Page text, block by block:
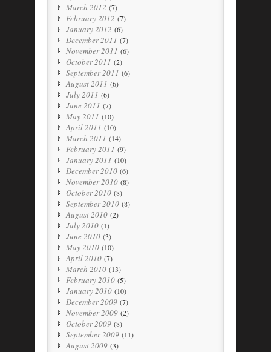
March 2012 (7)
February 2012 (7)
January 2012 (6)
December 2011 (7)
November 2011 (6)
October 2011 (2)
September 2011 (6)
August 2011 (6)
July 2011 (6)
June 2011 (7)
May 2011 (10)
April 2011 (10)
March 2011 (14)
February 2011 (9)
January 2011 (10)
December 2010 (6)
November 2010 (8)
October 2010 (8)
September 2010 (8)
August 2010 (2)
July 2010 (1)
June 2010 (3)
May 2010 (10)
April 2010 (7)
March 2010 (13)
February 2010 (5)
January 2010 (10)
December 2009 (7)
November 2009 (2)
October 2009 (8)
September 2009 (11)
August 2009 (3)